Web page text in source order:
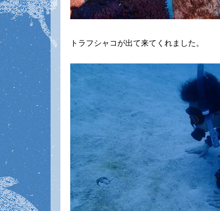
トラフシャコが出て来てくれました。